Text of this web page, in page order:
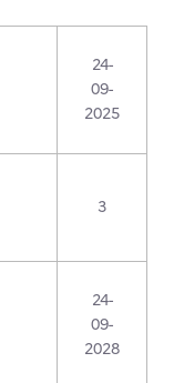
24-
09-
2025
3
24-
09-
2028